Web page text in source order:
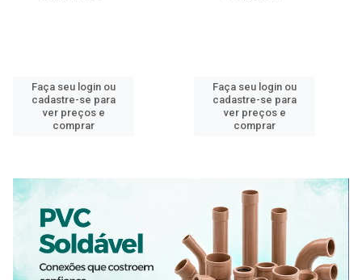
Faça seu login ou
cadastre-se para
ver preços e
comprar
Faça seu login ou
cadastre-se para
ver preços e
comprar